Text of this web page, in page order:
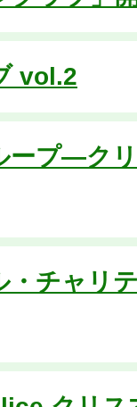
vol.2
ープ―ク
・チャリ